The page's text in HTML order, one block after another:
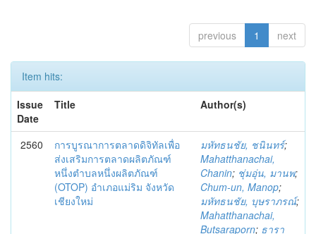
previous 1 next
Item hits:
Issue
Date
Title Author(s)
2560
การบูรณาการตลาดดิจิทัลเพื่อ
ส่งเสริมการตลาดผลิตภัณฑ์
หนึ่งตำบลหนึ่งผลิตภัณฑ์
(OTOP) อำเภอแม่ริม จังหวัด
เชียงใหม่
มหัทธนชัย, ชนินทร์;
Mahatthanachai,
Chanin; ชุ่มอุ่น, มานพ;
Chum-un, Manop;
มหัทธนชัย, บุษราภรณ์;
Mahatthanachai,
Butsaraporn; ธารา